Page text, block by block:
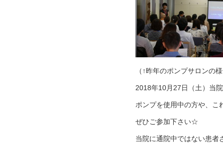
（↑昨年のポンプサロンの
2018年10月27日（土）当
ポンプを使用中の方や、こ
ぜひご参加下さい☆
当院に通院中ではない患者